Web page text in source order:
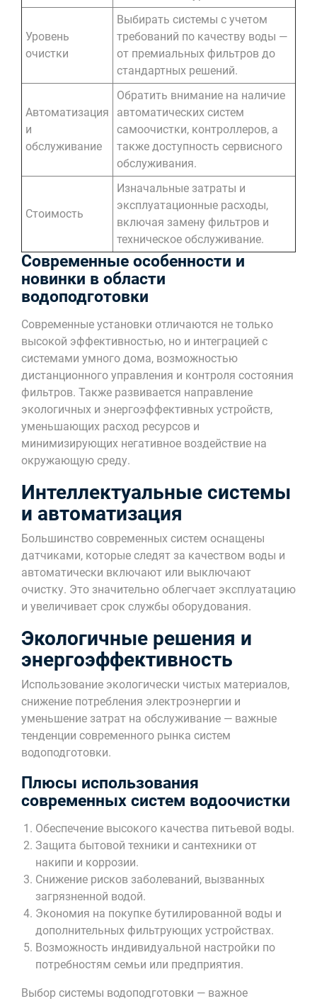
Уровень
очистки
Выбирать системы с учетом
требований по качеству воды —
от премиальных фильтров до
стандартных решений.
Автоматизация
и
обслуживание
Обратить внимание на наличие
автоматических систем
самоочистки, контроллеров, а
также доступность сервисного
обслуживания.
Стоимость
Изначальные затраты и
эксплуатационные расходы,
включая замену фильтров и
техническое обслуживание.
Современные особенности и
новинки в области
водоподготовки
Современные установки отличаются не только
высокой эффективностью, но и интеграцией с
системами умного дома, возможностью
дистанционного управления и контроля состояния
фильтров. Также развивается направление
экологичных и энергоэффективных устройств,
уменьшающих расход ресурсов и
минимизирующих негативное воздействие на
окружающую среду.
Интеллектуальные системы
и автоматизация
Большинство современных систем оснащены
датчиками, которые следят за качеством воды и
автоматически включают или выключают
очистку. Это значительно облегчает эксплуатацию
и увеличивает срок службы оборудования.
Экологичные решения и
энергоэффективность
Использование экологически чистых материалов,
снижение потребления электроэнергии и
уменьшение затрат на обслуживание — важные
тенденции современного рынка систем
водоподготовки.
Плюсы использования
современных систем водоочистки
Обеспечение высокого качества питьевой воды.
Защита бытовой техники и сантехники от
накипи и коррозии.
Снижение рисков заболеваний, вызванных
загрязненной водой.
Экономия на покупке бутилированной воды и
дополнительных фильтрующих устройствах.
Возможность индивидуальной настройки по
потребностям семьи или предприятия.
Выбор системы водоподготовки — важное